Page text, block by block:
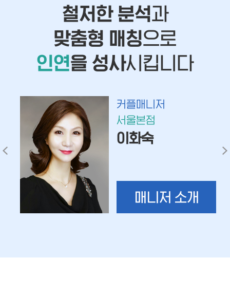
철저한 분석과
맞춤형 매칭으로
인연을 성사시킵니다
커플매니저
서울본점
이화숙
매니저 소개